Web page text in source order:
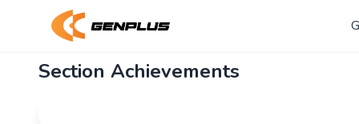
Section Achievements